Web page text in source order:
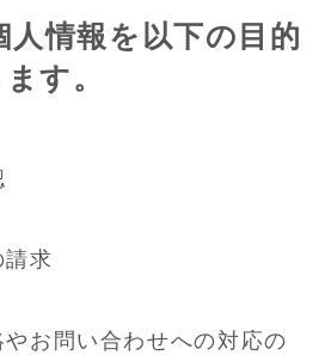
人情報を以下の目的
す。
求
お問い合わせへの対応の